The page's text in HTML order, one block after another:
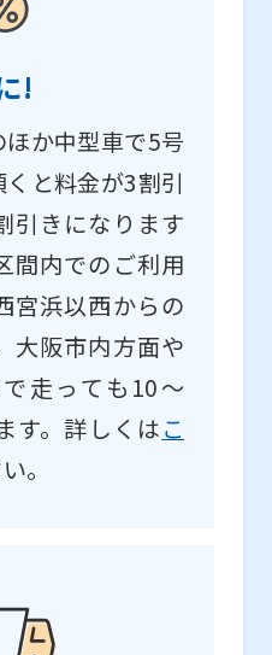
!
か中型車で5号
と料金が3割引
引きになります
間内でのご利用
宮浜以西からの
大阪市内方面や
走っても10～
す。詳しくはこ
。